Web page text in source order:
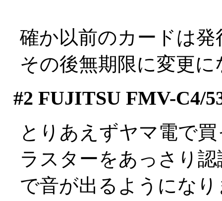
確か以前のカードは
その後無期限に変更
#2 FUJITSU FMV-C4/
とりあえずヤマ電で
ラスターをあっさり認
で音が出るようにな